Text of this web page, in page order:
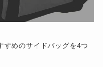
すめのサイドバッグを4つ